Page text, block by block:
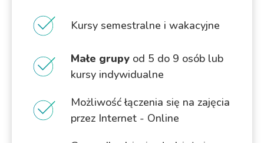
Kursy semestralne i wakacyjne
Małe grupy od 5 do 9 osób lub
kursy indywidualne
Możliwość łączenia się na zajęcia
przez Internet - Online